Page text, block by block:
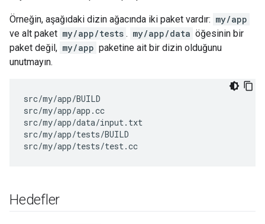
Örneğin, aşağıdaki dizin ağacında iki paket vardır: my/app
ve alt paket my/app/tests . my/app/data öğesinin bir
paket değil, my/app paketine ait bir dizin olduğunu
unutmayın.
src/my/app/BUILD
src/my/app/app.cc
src/my/app/data/input.txt
src/my/app/tests/BUILD
Hedefler